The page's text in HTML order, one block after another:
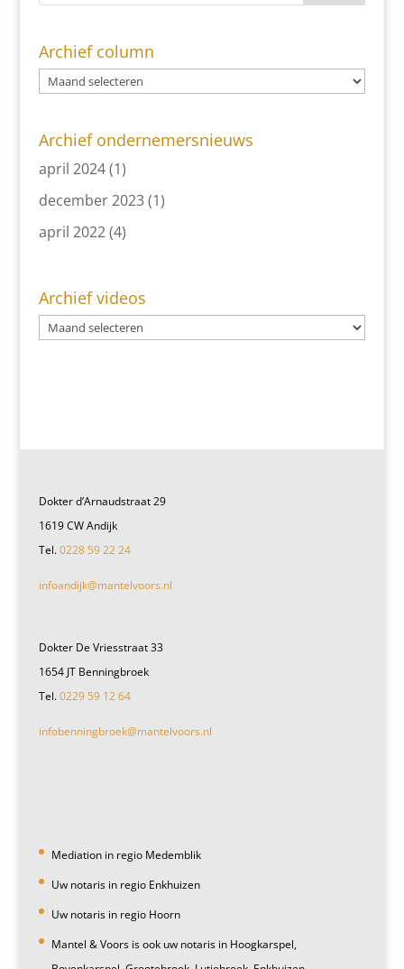
Archief column
Archief ondernemersnieuws
april 2024(1)
december 2023(1)
april 2022(4)
Archief videos
Dokter d’Arnaudstraat 29
1619 CW Andijk
Tel.0228 59 22 24
infoandijk@mantelvoors.nl
Dokter De Vriesstraat 33
1654 JT Benningbroek
Tel.0229 59 12 64
infobenningbroek@mantelvoors.nl
Mediation in regio Medemblik
Uw notaris in regio Enkhuizen
Uw notaris in regio Hoorn
Mantel & Voors is ook uw notaris in Hoogkarspel,